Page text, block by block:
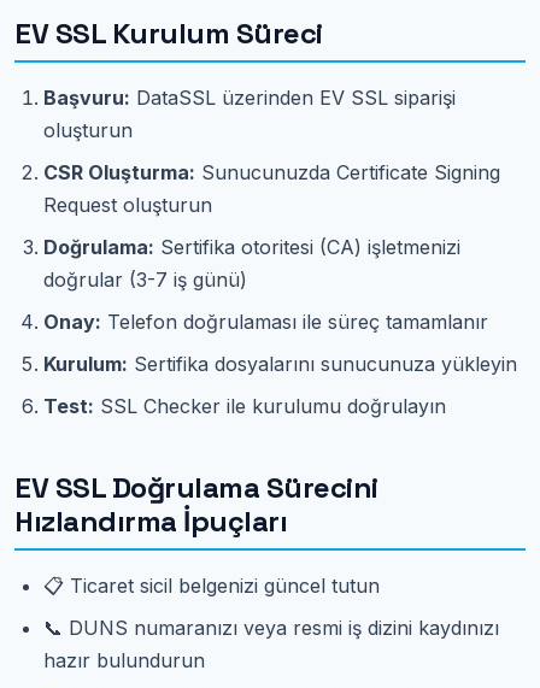
EV SSL Kurulum Süreci
Başvuru: DataSSL üzerinden EV SSL siparişi
oluşturun
CSR Oluşturma: Sunucunuzda Certificate Signing
Request oluşturun
Doğrulama: Sertifika otoritesi (CA) işletmenizi
doğrular (3-7 iş günü)
Onay: Telefon doğrulaması ile süreç tamamlanır
Kurulum: Sertifika dosyalarını sunucunuza yükleyin
Test: SSL Checker ile kurulumu doğrulayın
EV SSL Doğrulama Sürecini
Hızlandırma İpuçları
📋 Ticaret sicil belgenizi güncel tutun
📞 DUNS numaranızı veya resmi iş dizini kaydınızı
hazır bulundurun